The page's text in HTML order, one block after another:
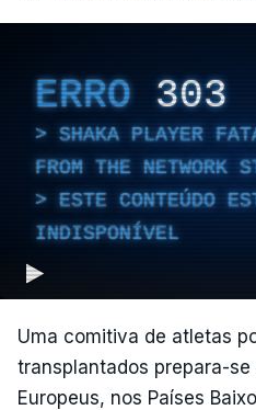
ERRO 303
SHAKA PLAYER
FROM THE NETWORK
ESTE CONTEÚDO
INDISPONÍVEL
Uma comitiva de atletas
transplantados prepara-
Europeus, nos Países